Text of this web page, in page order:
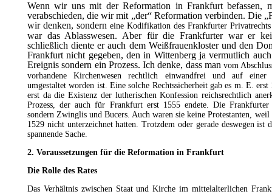
Wenn wir uns mit der Reformation in Frankfurt befassen,
verabschieden, die wir mit „der“ Reformation verbinden. Die
wir denken, sondern eine Kodifikation des Frankfurter
war das Ablasswesen. Aber für die Frankfurter war er
schließlich diente er auch dem Weißfrauenkloster und den
Frankfurt nicht gegeben, den in Wittenberg ja vermutlich
Ereignis sondern ein Prozess. Ich denke, dass man vom
vorhandene Kirchenwesen rechtlich einwandfrei und auf einer
umgestaltet worden ist. Eine solche Rechtssicherheit gab es m. E.
erst da die Existenz der lutherischen Konfession reichsrechtlich
Prozess, der auch für Frankfurt erst 1555 endete. Die
sondern Zwinglis und Bucers. Auch waren sie keine Protestanten,
1529 nicht unterzeichnet hatten. Trotzdem oder gerade deswegen
spannende Sache.
2. Voraussetzungen für die Reformation in Frankfurt
Die Rolle des Rates
Das Verhältnis zwischen Staat undKirche im mittelalterlichen